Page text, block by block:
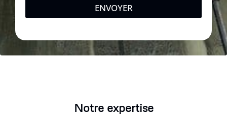
ENVOYER
Notre expertise